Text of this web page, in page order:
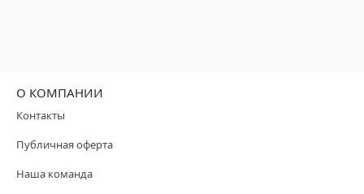
О КОМПАНИИ
Контакты
Публичная оферта
Наша команда